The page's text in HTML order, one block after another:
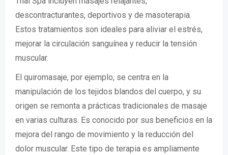
descontracturantes, deportivos y de masoterapia.
Estos tratamientos son ideales para aliviar el estrés,
mejorar la circulación sanguínea y reducir la tensión
muscular.
El quiromasaje, por ejemplo, se centra en la
manipulación de los tejidos blandos del cuerpo, y su
origen se remonta a prácticas tradicionales de masaje
en varias culturas. Es conocido por sus beneficios en la
mejora del rango de movimiento y la reducción del
dolor muscular. Este tipo de terapia es ampliamente